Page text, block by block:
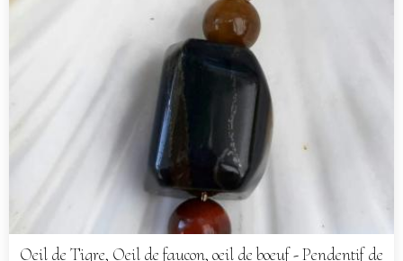
Oeil de Tigre, Oeil de faucon, oeil de boeuf - Pendentif de